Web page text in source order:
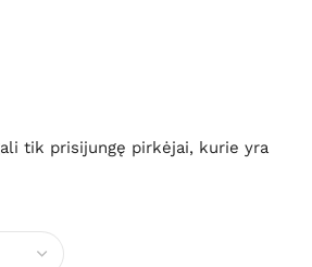
tik prisijungę pirkėjai, kurie yra